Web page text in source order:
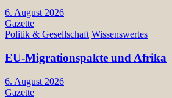
6. August 2026
Gazette
Politik & Gesellschaft Wissenswertes
EU-Migrationspakte und Afrika
6. August 2026
Gazette